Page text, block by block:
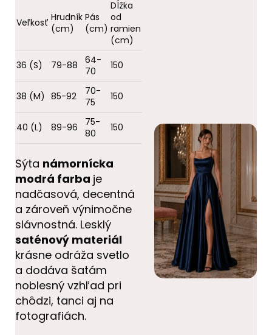
Veľkosť Hrudník
(cm)
Pás
(cm)
Dĺžka
od
ramien
(cm)
36 (S) 79-88
64-
70
150
38 (M) 85-92
70-
75
150
40 (L) 89-96
75-
80
150
Sýta námornícka
modrá farba je
nadčasová, decentná
a zároveň výnimočne
slávnostná. Lesklý
saténový materiál
krásne odráža svetlo
a dodáva šatám
noblesný vzhľad pri
chôdzi, tanci aj na
fotografiách.